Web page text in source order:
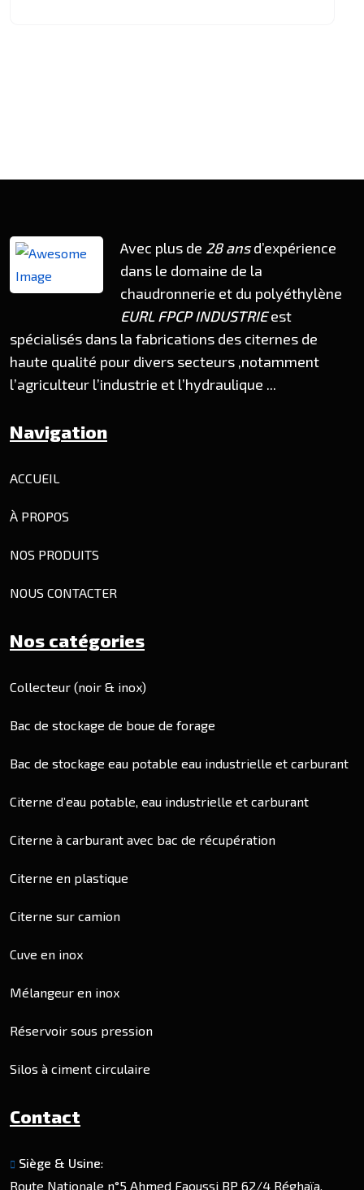
Avec plus de 28 ansd’expérience
dans le domaine de la
chaudronnerie et du polyéthylène
EURL FPCP INDUSTRIEest
spécialisés dans la fabrications des citernes de
haute qualité pour divers secteurs ,notamment
l’agriculteur l’industrie et l’hydraulique ...
Navigation
ACCUEIL
À PROPOS
NOS PRODUITS
NOUS CONTACTER
Nos catégories
Collecteur (noir & inox)
Bac de stockage de boue de forage
Bac de stockage eau potable eau industrielle et carburant
Citerne d’eau potable, eau industrielle et carburant
Citerne à carburant avec bac de récupération
Citerne en plastique
Citerne sur camion
Cuve en inox
Mélangeur en inox
Réservoir sous pression
Silos à ciment circulaire
Contact
Siège & Usine:
Route Nationale n°5 Ahmed Faoussi BP 62/4 Réghaïa,